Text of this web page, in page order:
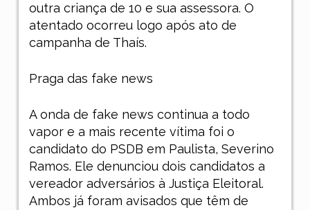
outra criança de 10 e sua assessora. O
atentado ocorreu logo após ato de
campanha de Thaís.
Praga das fake news
A onda de fake news continua a todo
vapor e a mais recente vítima foi o
candidato do PSDB em Paulista, Severino
Ramos. Ele denunciou dois candidatos a
vereador adversários à Justiça Eleitoral.
Ambos já foram avisados que têm de